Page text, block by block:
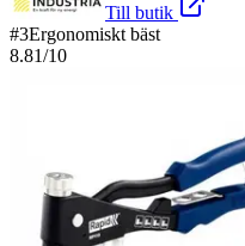
Till butik
#3Ergonomiskt bäst
8.81/10